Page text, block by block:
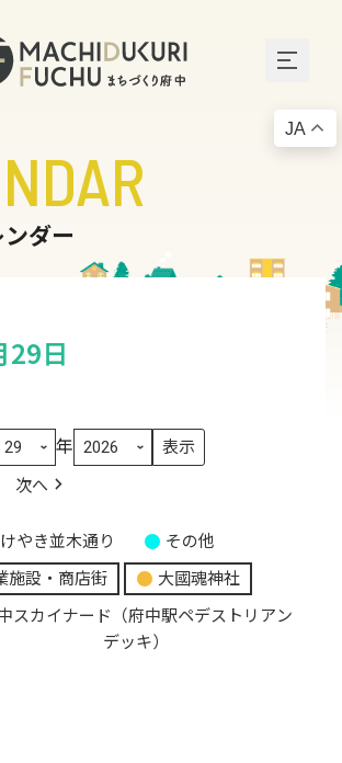
ダー
29日
年
次へ
けやき並木通り
その他
施設・商店街
大國魂神社
スカイナード（府中駅ペデストリアン
デッキ）
JA